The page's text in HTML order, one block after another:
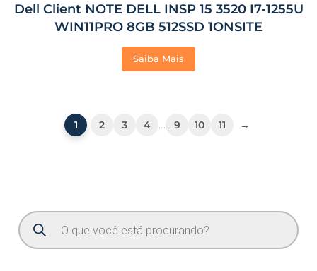
Dell Client NOTE DELL INSP 15 3520 I7-1255U
WIN11PRO 8GB 512SSD 1ONSITE
Saiba Mais
1 2 3 4 … 9 10 11 →